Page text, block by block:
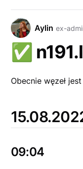
Aylin ex-
✅
Obecnie węzeł
09:04